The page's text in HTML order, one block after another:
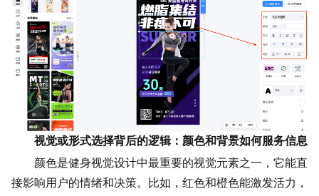
视觉或形式选择背后的逻辑：颜色和背景如何服务信息
颜色是健身视觉设计中最重要的视觉元素之一，它能直
接影响用户的情绪和决策。比如，红色和橙色能激发活力，